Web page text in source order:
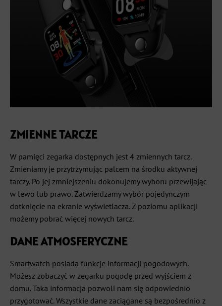
ZMIENNE TARCZE
W pamięci zegarka dostępnych jest 4 zmiennych tarcz.
Zmieniamy je przytrzymując palcem na środku aktywnej
tarczy. Po jej zmniejszeniu dokonujemy wyboru przewijając
w lewo lub prawo. Zatwierdzamy wybór pojedynczym
dotknięcie na ekranie wyświetlacza. Z poziomu aplikacji
możemy pobrać więcej nowych tarcz.
DANE ATMOSFERYCZNE
Smartwatch posiada funkcje informacji pogodowych.
Możesz zobaczyć w zegarku pogodę przed wyjściem z
domu. Taka informacja pozwoli nam się odpowiednio
przygotować. Wszystkie dane zaciągane są bezpośrednio z